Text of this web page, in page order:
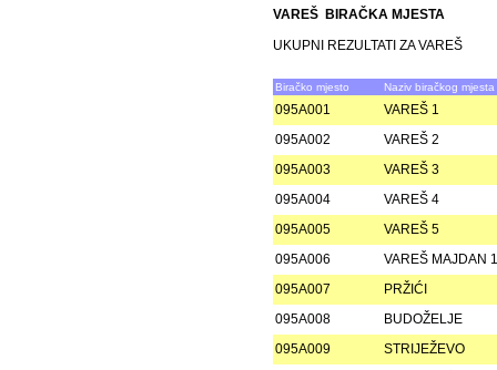
VAREŠ BIRAČKA MJESTA
UKUPNI REZULTATI ZA VAREŠ
Biračko mjesto Naziv biračkog mjesta
095A001
VAREŠ 1
095A002
VAREŠ 2
095A003
VAREŠ 3
095A004
VAREŠ 4
095A005
VAREŠ 5
095A006
VAREŠ MAJDAN 1
095A007
PRŽIĆI
095A008
BUDOŽELJE
095A009
STRIJEŽEVO